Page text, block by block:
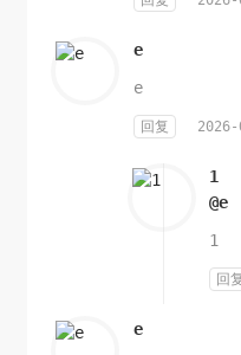
e
e
回复
1
@e
1
回
e